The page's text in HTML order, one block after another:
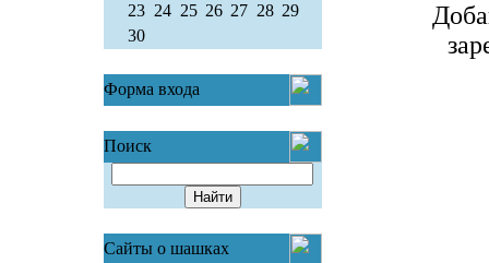
23 24 25 26 27 28 29
30
Форма входа
Поиск
Сайты о шашках